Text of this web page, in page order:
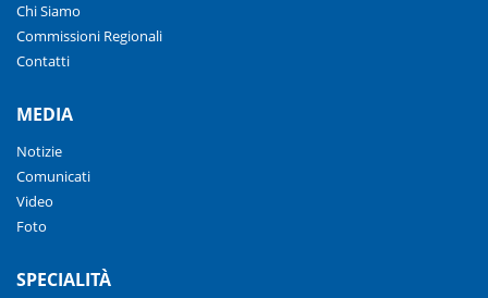
Chi Siamo
Commissioni Regionali
Contatti
MEDIA
Notizie
Comunicati
Video
Foto
SPECIALITÀ